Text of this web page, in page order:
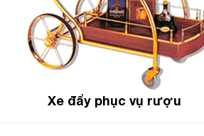
Xe đẩy phục vụ rượu